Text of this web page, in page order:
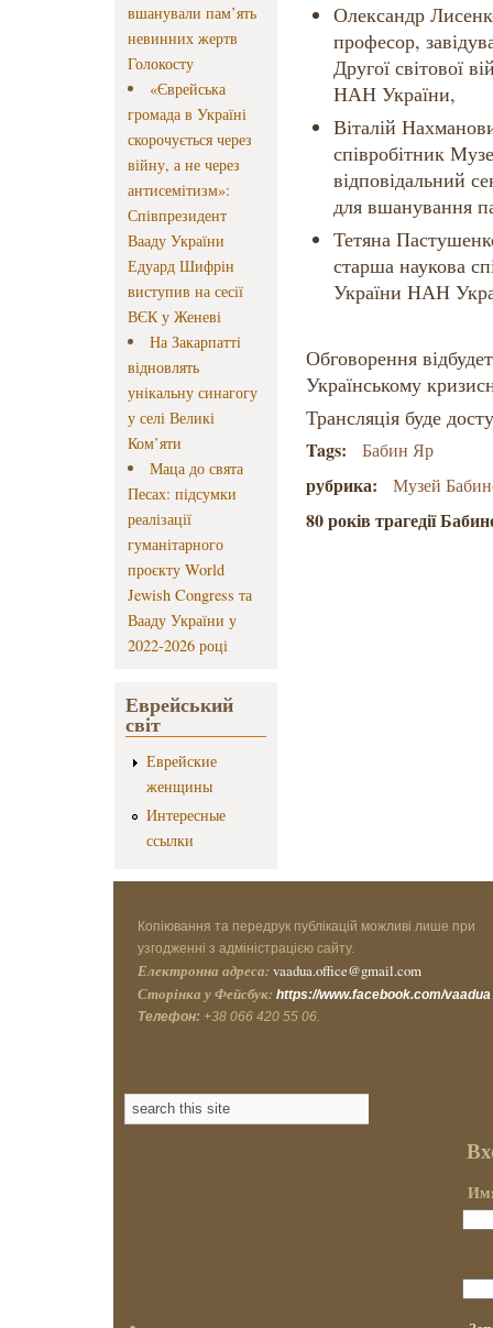
вшанували пам’ять
невинних жертв
Голокосту
«Єврейська
громада в Україні
скорочується через
війну, а не через
антисемітизм»:
Співпрезидент
Вааду України
Едуард Шифрін
виступив на сесії
ВЄК у Женеві
На Закарпатті
відновлять
унікальну синагогу
у селі Великі
Ком’яти
Маца до свята
Песах: підсумки
реалізації
гуманітарного
проєкту World
Jewish Congress та
Вааду України у
2022-2026 році
Еврейський
світ
Еврейские
женщины
Интересные
ссылки
Олександр
професор,
Другої світової
НАН України,
Віталій
співробітник
відповідальний
для вшанування
Тетяна
старша наукова
України НАН
Обговорення
Українському
Трансляція буде
Tags: Бабин Яр
рубрика: Музей
80 років трагедії
Копіювання та передрук публікацій можливі лише при
узгодженні з адміністрацією сайту.
Електронна адреса: vaadua.office@gmail.com
Сторінка у Фейсбук: https://www.facebook.com/vaadua
Телефон: +38 066 420 55 06.